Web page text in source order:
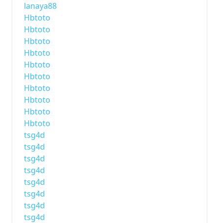
lanaya88
Hbtoto
Hbtoto
Hbtoto
Hbtoto
Hbtoto
Hbtoto
Hbtoto
Hbtoto
Hbtoto
Hbtoto
tsg4d
tsg4d
tsg4d
tsg4d
tsg4d
tsg4d
tsg4d
tsg4d